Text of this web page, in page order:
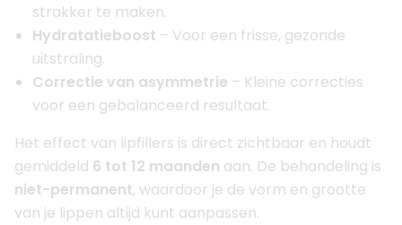
strakker te maken.
Hydratatieboost – Voor een frisse, gezonde
uitstraling.
Correctie van asymmetrie – Kleine correcties
voor een gebalanceerd resultaat.
Het effect van lipfillers is direct zichtbaar en houdt
gemiddeld 6 tot 12 maanden aan. De behandeling is
niet-permanent, waardoor je de vorm en grootte
van je lippen altijd kunt aanpassen.